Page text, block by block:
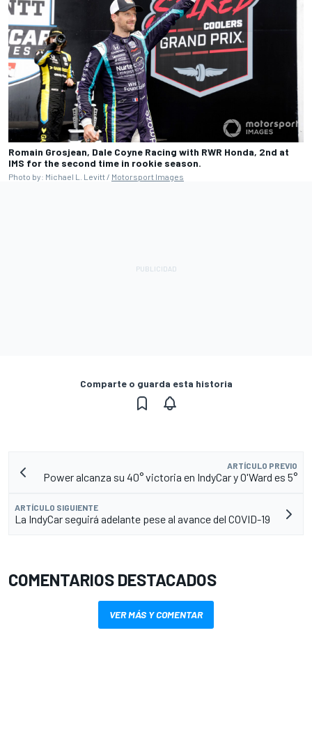
Romain Grosjean, Dale Coyne Racing with RWR Honda, 2nd at
IMS for the second time in rookie season.
Photo by: Michael L. Levitt / Motorsport Images
Comparte o guarda esta historia
ARTÍCULO PREVIO
Power alcanza su 40° victoria en IndyCar y O'Ward es 5°
ARTÍCULO SIGUIENTE
La IndyCar seguirá adelante pese al avance del COVID-19
COMENTARIOS DESTACADOS
VER MÁS Y COMENTAR